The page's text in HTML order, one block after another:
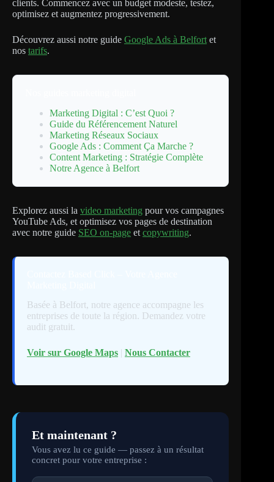
clients. Commencez avec un budget modeste, testez,
optimisez et augmentez progressivement.
Découvrez aussi notre guide Google Ads à Belfort et
nos tarifs.
Marketing Digital : C’est Quoi ?
Guide du Référencement Naturel
Marketing Réseaux Sociaux
Google Ads : Comment Ça Marche ?
Content Marketing : Stratégie Complète
Notre Agence à Belfort
Explorez aussi la video marketing pour vos campagnes
YouTube Ads, et optimisez vos pages de destination
avec notre guide SEO on-page et copywriting.
Basée à Belfort, notre agence accompagne les
entreprises de toute la région. Demandez votre
audit gratuit.
Voir sur Google Maps | Nous Contacter
Et maintenant ?
Vous avez lu ce guide — passez à un résultat
concret pour votre entreprise :